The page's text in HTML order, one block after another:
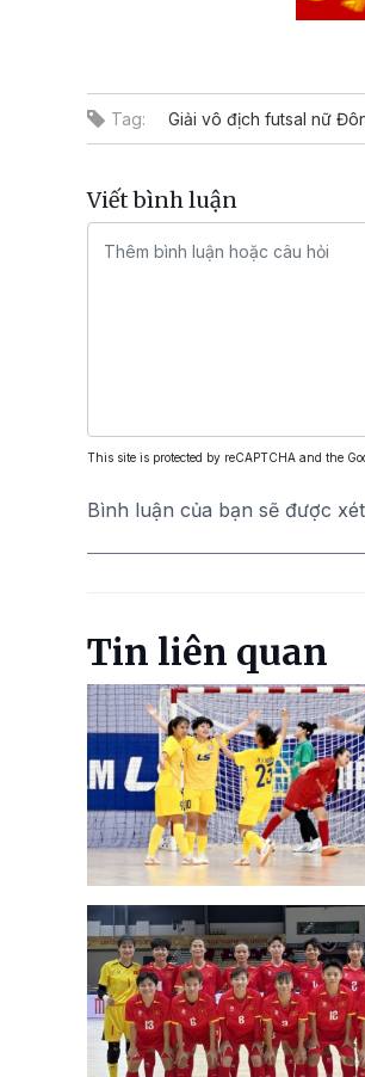
Tag: Giải vô địch futsal nữ
Viết bình luận
This site is protected by reCAPTCHA and the
Bình luận của bạn sẽ được
Tin liên quan